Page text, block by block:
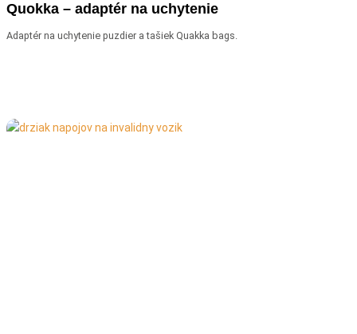
Quokka – adaptér na uchytenie
Adaptér na uchytenie puzdier a tašiek Quakka bags.